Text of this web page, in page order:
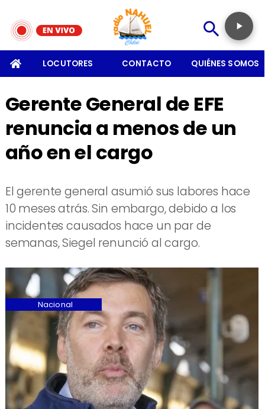
LOCUTORES CONTACTO QUIÉNES SOMOS
Gerente General de EFE
renuncia a menos de un
año en el cargo
El gerente general asumió sus labores hace
10 meses atrás. Sin embargo, debido a los
incidentes causados hace un par de
semanas, Siegel renunció al cargo.
Nacional